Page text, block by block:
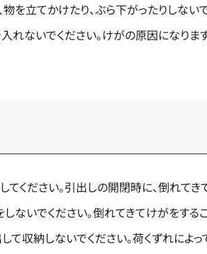
を立てかけたり、ぶら下がったりしない
れないでください。けがの原因になります
ください。引出しの開閉時に、倒れてき
ないでください。倒れてきてけがをする
収納しないでください。荷くずれによっ